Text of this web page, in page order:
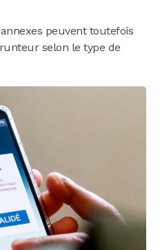
peuvent toutefois
selon le type de